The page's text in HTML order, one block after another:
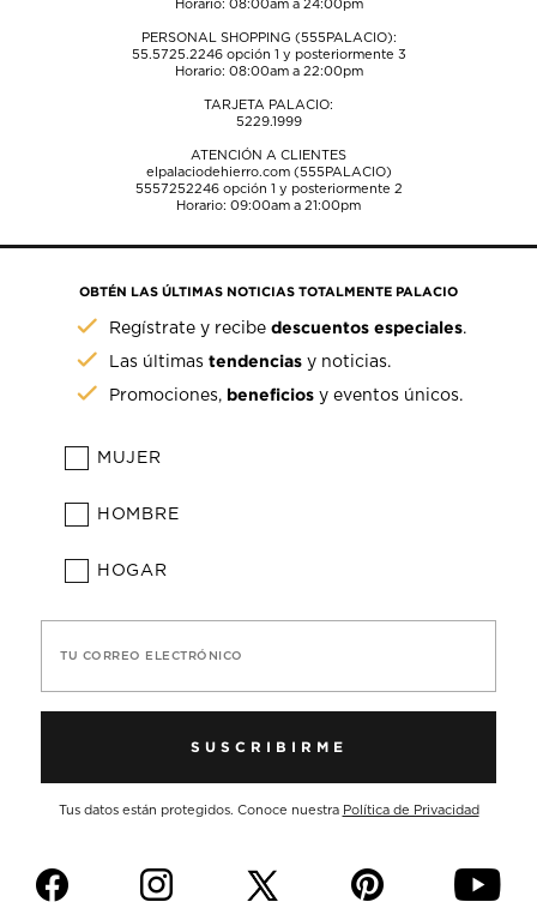
Horario: 08:00am a 24:00pm
PERSONAL SHOPPING (555PALACIO):
55.5725.2246opción 1 y posteriormente 3
Horario: 08:00am a 22:00pm
TARJETA PALACIO:
5229.1999
ATENCIÓN A CLIENTES
elpalaciodehierro.com (555PALACIO)
5557252246opción 1 y posteriormente 2
Horario: 09:00am a 21:00pm
OBTÉN LAS ÚLTIMAS NOTICIAS TOTALMENTE PALACIO
Regístrate y recibedescuentos especiales.
Las últimastendencias y noticias.
Promociones, beneficios y eventos únicos.
MUJER
HOMBRE
HOGAR
TU CORREO ELECTRÓNICO
SUSCRIBIRME
Tus datos están protegidos. Conoce nuestra Política de Privacidad
f i p y